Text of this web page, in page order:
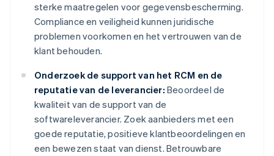
sterke maatregelen voor gegevensbescherming.
Compliance en veiligheid kunnen juridische
problemen voorkomen en het vertrouwen van de
klant behouden.
Onderzoek de support van het RCM en de
reputatie van de leverancier: Beoordeel de
kwaliteit van de support van de
softwareleverancier. Zoek aanbieders met een
goede reputatie, positieve klantbeoordelingen en
een bewezen staat van dienst. Betrouwbare